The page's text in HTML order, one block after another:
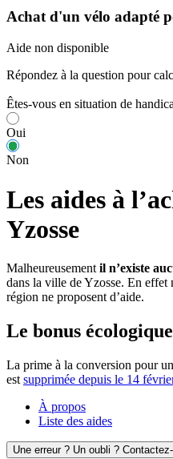
Achat d'un vélo adapté
Aide non disponible
Répondez à la question pour
Êtes-vous en situation de
Oui
Non
Les aides à
Yzosse
Malheureusement il n’existe
dans la ville de Yzosse. En
région ne proposent d’aide.
Le bonus
La prime à la conversion pour
est supprimée depuis le 14
À propos
Liste des aides
Une erreur ? Un oubli ?